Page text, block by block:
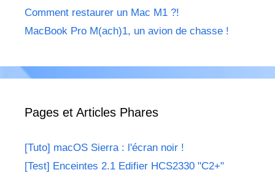
Comment restaurer un Mac M1 ?!
MacBook Pro M(ach)1, un avion de chasse !
Pages et Articles Phares
[Tuto] macOS Sierra : l'écran noir !
[Test] Enceintes 2.1 Edifier HCS2330 "C2+"